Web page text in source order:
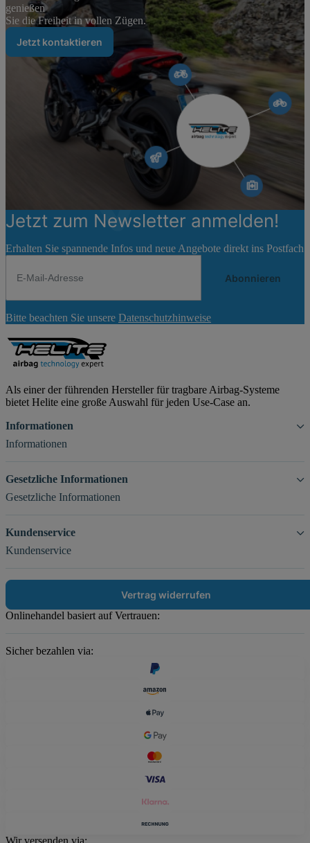
genießen
Sie die Freiheit in vollen Zügen.
Jetzt kontaktieren
Jetzt zum Newsletter anmelden!
Erhalten Sie spannende Infos und neue Angebote direkt ins Postfach
Abonnieren
Abonnieren
Bitte beachten Sie unsere Datenschutzhinweise
Als einer der führenden Hersteller für tragbare Airbag-Systeme
bietet Helite eine große Auswahl für jeden Use-Case an.
Informationen
Informationen
Gesetzliche Informationen
Gesetzliche Informationen
Kundenservice
Kundenservice
Vertrag widerrufen
Onlinehandel basiert auf Vertrauen:
Sicher bezahlen via:
Wir versenden via: